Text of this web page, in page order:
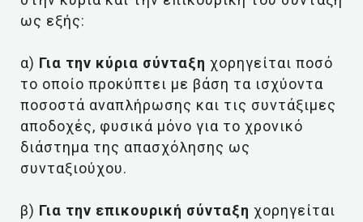
ως εξής:
α) Για την κύρια σύνταξη χορηγείται ποσό
το οποίο προκύπτει με βάση τα ισχύοντα
ποσοστά αναπλήρωσης και τις συντάξιμες
αποδοχές, φυσικά μόνο για το χρονικό
διάστημα της απασχόλησης ως
συνταξιούχου.
β) Για την επικουρική σύνταξη χορηγείται